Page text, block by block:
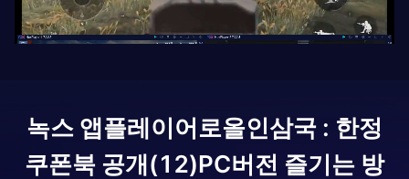
녹스 앱플레이어로올인삼국 : 한정
쿠폰북 공개(12)PC버전 즐기는 방